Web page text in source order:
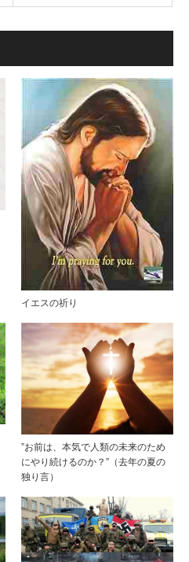
イエスの祈り
”お前は、本気で人類の未来のため
にやり続けるのか？”（去年の夏の
独り言）